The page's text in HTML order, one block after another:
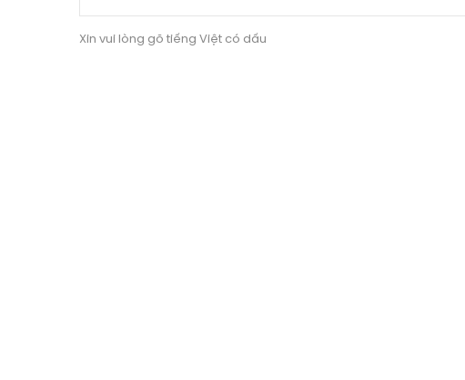
Xin vui lòng gõ tiếng Việt có dấu